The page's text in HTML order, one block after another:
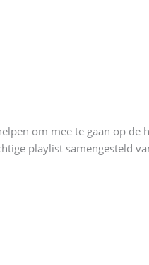
om mee te gaan op de
playlist samengesteld